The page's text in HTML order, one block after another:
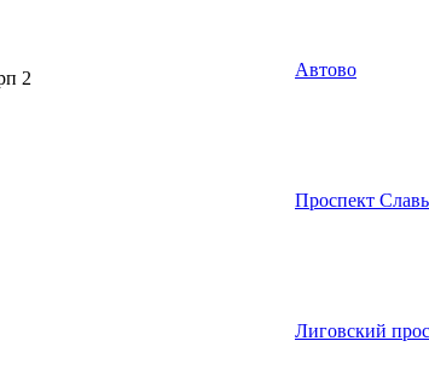
2
Автово
Проспект
Лиговский